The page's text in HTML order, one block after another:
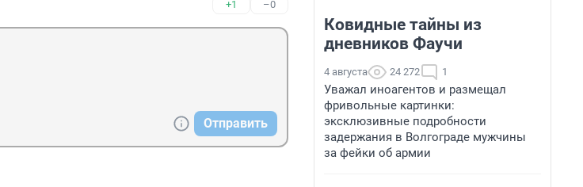
+1 –0
Отправить
Ковидные тайны из
дневников Фаучи
4 августа 24 272 1
Уважал иноагентов и размещал
фривольные картинки:
эксклюзивные подробности
задержания в Волгограде мужчины
за фейки об армии